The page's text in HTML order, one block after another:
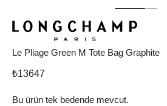
Le Pliage Green M Tote Bag Graphite
₺13647
Bu ürün tek bedende mevcut.